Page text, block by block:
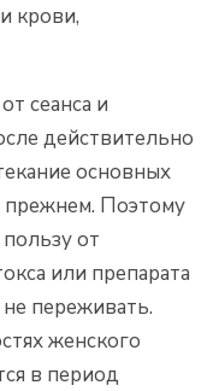
крови,
сеанса и
действительно
основных
прежнем. Поэтому
от
или препарата
переживать.
женского
в период